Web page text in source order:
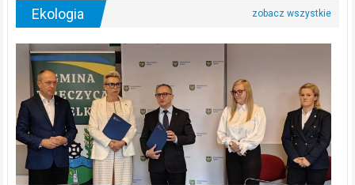
Ekologia